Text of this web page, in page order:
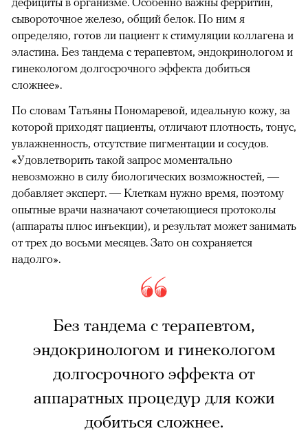
сывороточное железо, общий белок. По ним я
определяю, готов ли пациент к стимуляции коллагена и
эластина. Без тандема с терапевтом, эндокринологом и
гинекологом долгосрочного эффекта добиться
сложнее».
По словам Татьяны Пономаревой, идеальную кожу, за
которой приходят пациенты, отличают плотность, тонус,
увлажненность, отсутствие пигментации и сосудов.
«Удовлетворить такой запрос моментально
невозможно в силу биологических возможностей, —
добавляет эксперт. — Клеткам нужно время, поэтому
опытные врачи назначают сочетающиеся протоколы
(аппараты плюс инъекции), и результат может занимать
от трех до восьми месяцев. Зато он сохраняется
надолго».
Без тандема с терапевтом,
эндокринологом и гинекологом
долгосрочного эффекта от
аппаратных процедур для кожи
добиться сложнее.